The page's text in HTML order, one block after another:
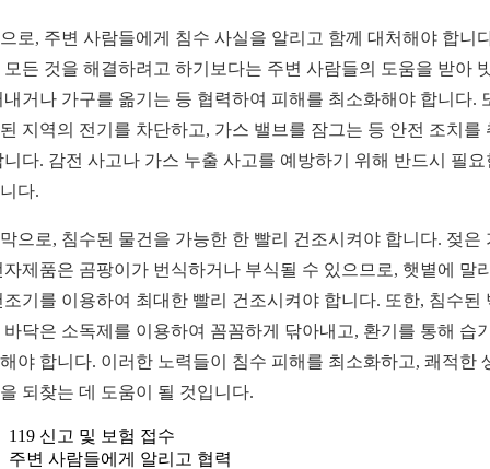
로, 주변 사람들에게 침수 사실을 알리고 함께 대처해야 합니
모든 것을 해결하려고 하기보다는 주변 사람들의 도움을 받아
내거나 가구를 옮기는 등 협력하여 피해를 최소화해야 합니다.
지역의 전기를 차단하고, 가스 밸브를 잠그는 등 안전 조치를
니다. 감전 사고나 가스 누출 사고를 예방하기 위해 반드시 필요
다.
으로, 침수된 물건을 가능한 한 빨리 건조시켜야 합니다. 젖은
자제품은 곰팡이가 번식하거나 부식될 수 있으므로, 햇볕에 말
조기를 이용하여 최대한 빨리 건조시켜야 합니다. 또한, 침수된
바닥은 소독제를 이용하여 꼼꼼하게 닦아내고, 환기를 통해 습
야 합니다. 이러한 노력들이 침수 피해를 최소화하고, 쾌적한
되찾는 데 도움이 될 것입니다.
119 신고 및 보험 접수
주변 사람들에게 알리고 협력